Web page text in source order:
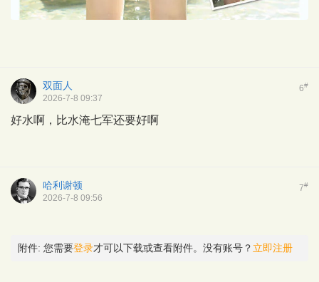
6#
双面人
2026-7-8 09:37
好水啊，比水淹七军还要好啊
7#
哈利谢顿
2026-7-8 09:56
附件: 您需要登录才可以下载或查看附件。没有账号？ 立即注册